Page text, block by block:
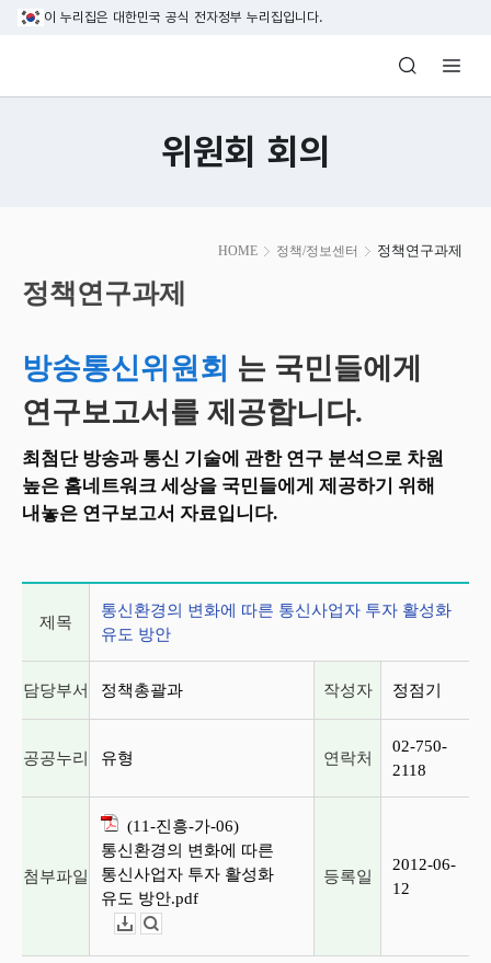
본문 바로가기
이 누리집은 대한민국 공식 전자정부 누리집입니다.
방송미디어통신위원회 Korea Media
위원회 회의
HOME 정책/정보센터 정책연구과제
시
작
정책연구과제
방송통신위원회 는 국민들에게
연구보고서를 제공합니다.
최첨단 방송과 통신 기술에 관한 연구 분석으로 차원
높은 홈네트워크 세상을 국민들에게 제공하기 위해
내놓은 연구보고서 자료입니다.
제목
통신환경의 변화에 따른 통신사업자 투자 활성화
유도 방안
담당부서 정책총괄과 작성자 정점기
공공누리 유형 연락처
02-750-
2118
첨부파일
(11-진흥-가-06)
통신환경의 변화에 따른
통신사업자 투자 활성화
유도 방안.pdf
등록일
2012-06-
12